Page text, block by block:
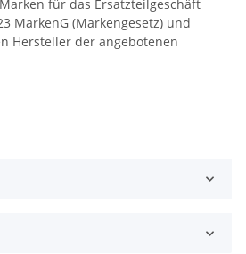
für das Ersatzteilgeschäft
MarkenG (Markengesetz) und
Hersteller der angebotenen